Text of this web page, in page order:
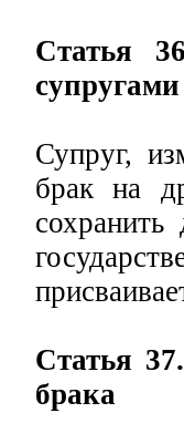
Статья
Супруг,
брак на
Статья
брака